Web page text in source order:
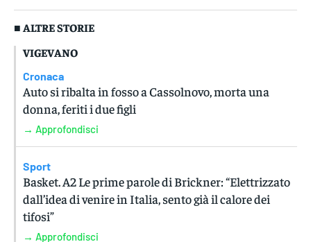
■ ALTRE STORIE
VIGEVANO
Cronaca
Auto si ribalta in fosso a Cassolnovo, morta una
donna, feriti i due figli
→ Approfondisci
Sport
Basket. A2 Le prime parole di Brickner: “Elettrizzato
dall’idea di venire in Italia, sento già il calore dei
tifosi”
→ Approfondisci